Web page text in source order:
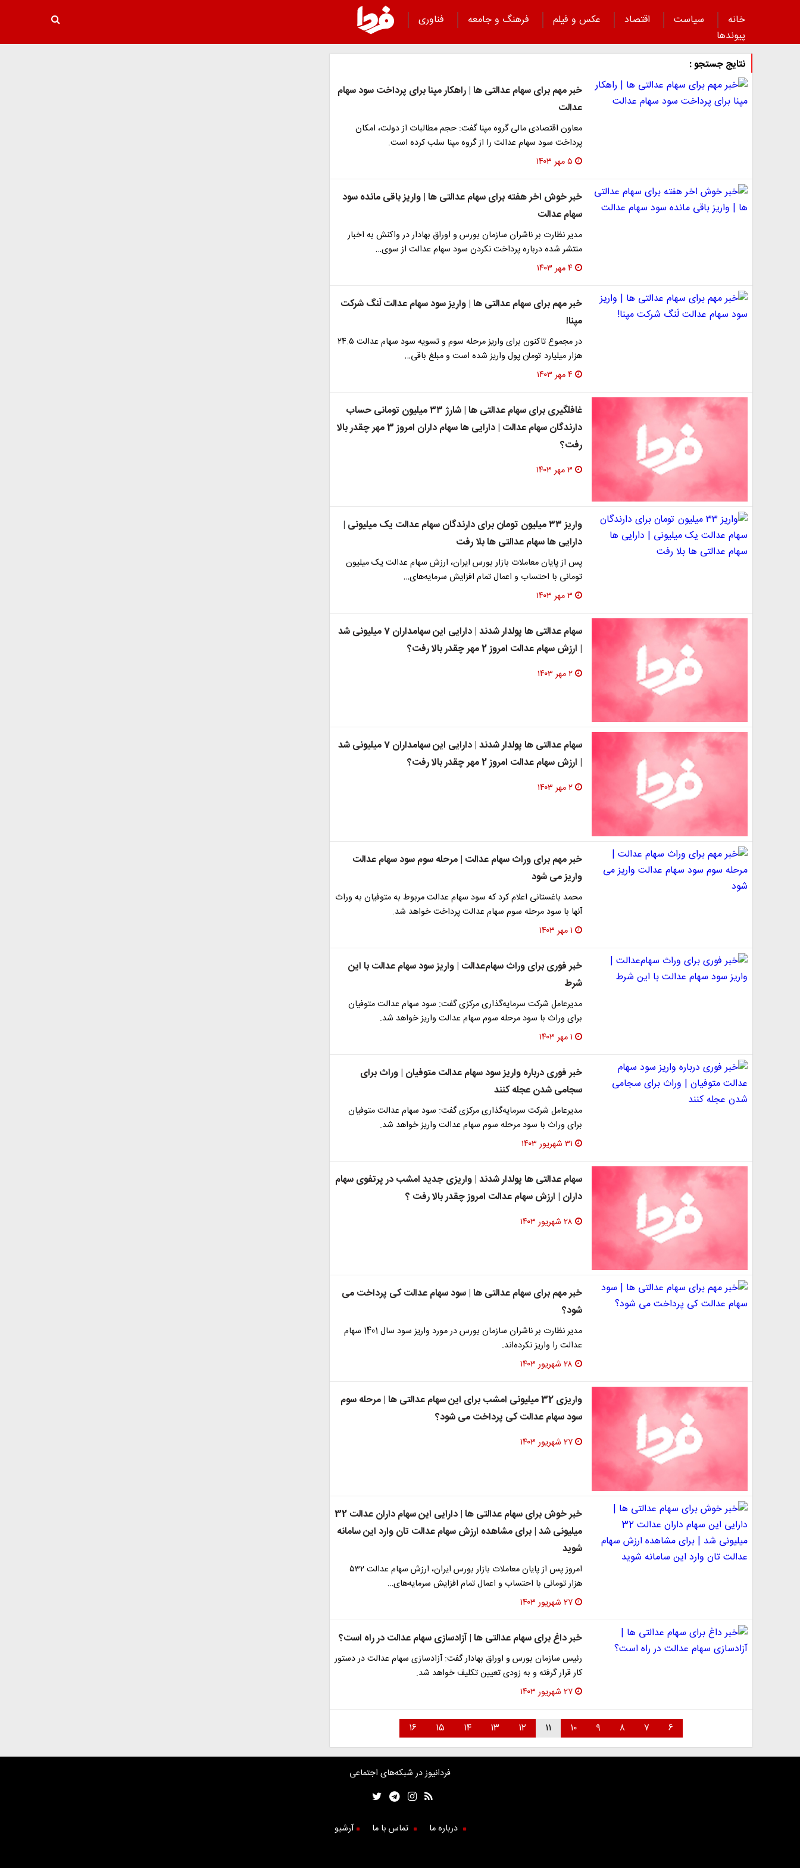
خانه سیاست اقتصاد عکس و فیلم فرهنگ و جامعه
فناوری
پیوند‌ها
نتایج جستجو :
خبر مهم برای سهام عدالتی ها | راهکار مپنا برای پرداخت سود سهام
عدالت
معاون اقتصادی مالی گروه مپنا گفت: حجم مطالبات از دولت، امکان
پرداخت سود سهام عدالت را از گروه مپنا سلب کرده است.
۵ مهر ۱۴۰۳
خبر خوش اخر هفته برای سهام عدالتی ها | واریز باقی مانده سود
سهام عدالت
مدیر نظارت بر ناشران سازمان بورس و اوراق بهادار در واکنش به اخبار
منتشر شده درباره پرداخت نکردن سود سهام عدالت از سوی…
۴ مهر ۱۴۰۳
خبر مهم برای سهام عدالتی ها | واریز سود سهام عدالت لَنگ شرکت
مپنا!
در مجموع تاکنون برای واریز مرحله سوم و تسویه سود سهام عدالت ۲۴.۵
هزار میلیارد تومان پول واریز شده است و مبلغ باقی…
۴ مهر ۱۴۰۳
غافلگیری برای سهام عدالتی ها | شارژ ۳۳ میلیون تومانی حساب
دارندگان سهام عدالت | دارایی ها سهام داران امروز 3 مهر چقدر بالا
رفت؟
۳ مهر ۱۴۰۳
واریز ۳۳ میلیون تومان برای دارندگان سهام عدالت یک میلیونی |
دارایی ها سهام عدالتی ها بلا رفت
پس از پایان معاملات بازار بورس ایران، ارزش سهام عدالت یک میلیون
تومانی با احتساب و اعمال تمام افزایش سرمایه‌های…
۳ مهر ۱۴۰۳
سهام عدالتی ها پولدار شدند | دارایی این سهامداران 7 میلیونی شد
| ارزش سهام عدالت امروز 2 مهر چقدر بالا رفت؟
۲ مهر ۱۴۰۳
سهام عدالتی ها پولدار شدند | دارایی این سهامداران 7 میلیونی شد
| ارزش سهام عدالت امروز 2 مهر چقدر بالا رفت؟
۲ مهر ۱۴۰۳
خبر مهم برای وراث سهام عدالت | مرحله سوم سود سهام عدالت
واریز می شود
محمد باغستانی اعلام کرد که سود سهام عدالت مربوط به متوفیان به وراث
آنها با سود مرحله سوم سهام عدالت پرداخت خواهد شد.
۱ مهر ۱۴۰۳
خبر فوری برای وراث سهام‌عدالت | واریز سود سهام عدالت با این
شرط
مدیرعامل شرکت سرمایه‌گذاری مرکزی گفت: سود سهام عدالت متوفیان
برای وراث با سود مرحله سوم سهام عدالت واریز خواهد شد.
۱ مهر ۱۴۰۳
خبر فوری درباره واریز سود سهام عدالت متوفیان | وراث برای
سجامی شدن عجله کنند
مدیرعامل شرکت سرمایه‌گذاری مرکزی گفت: سود سهام عدالت متوفیان
برای وراث با سود مرحله سوم سهام عدالت واریز خواهد شد.
۳۱ شهریور ۱۴۰۳
سهام عدالتی ها پولدار شدند | واریزی جدید امشب در پرتفوی سهام
داران | ارزش سهام عدالت امروز چقدر بالا رفت ؟
۲۸ شهریور ۱۴۰۳
خبر مهم برای سهام عدالتی ها | سود سهام عدالت کی پرداخت می
شود؟
مدیر نظارت بر ناشران سازمان بورس در مورد واریز سود سال 1401 سهام
عدالت را واریز نکرده‌اند.
۲۸ شهریور ۱۴۰۳
واریزی 32 میلیونی امشب برای این سهام عدالتی ها | مرحله سوم
سود سهام عدالت کی پرداخت می شود؟
۲۷ شهریور ۱۴۰۳
خبر خوش برای سهام عدالتی ها | دارایی این سهام داران عدالت 32
میلیونی شد | برای مشاهده ارزش سهام عدالت تان وارد این سامانه
شوید
امروز پس از پایان معاملات بازار بورس ایران، ارزش سهام عدالت ۵۳۲
هزار تومانی با احتساب و اعمال تمام افزایش سرمایه‌های…
۲۷ شهریور ۱۴۰۳
خبر داغ برای سهام عدالتی ها | آزادسازی سهام عدالت در راه است؟
رئیس سازمان بورس و اوراق بهادار گفت: آزادسازی سهام عدالت در دستور
کار قرار گرفته و به زودی تعیین تکلیف خواهد شد.
۲۷ شهریور ۱۴۰۳
۶ ۷ ۸ ۹ ۱۰ ۱۱ ۱۲ ۱۳ ۱۴ ۱۵ ۱۶
فردانیوز در شبکه‌های اجتماعی
درباره ما تماس با ما آرشیو